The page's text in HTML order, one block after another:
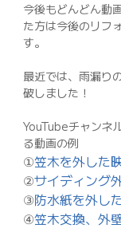
今後もどんどん動
た方は今後のリフ
す。
最近では、雨漏り
破しました！
YouTubeチャンネ
る動画の例
①笠木を外した
②サイディング
③防水紙を外し
④笠木交換、外